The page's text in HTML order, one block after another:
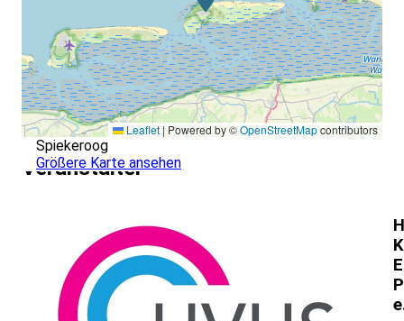
Leaflet | Powered by ©OpenStreetMapcontributors
Spiekeroog
Größere Karte ansehen
Veranstalter